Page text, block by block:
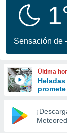
se
calidad.
a este
las
y
forma
digital
basada
Sensación de
Última